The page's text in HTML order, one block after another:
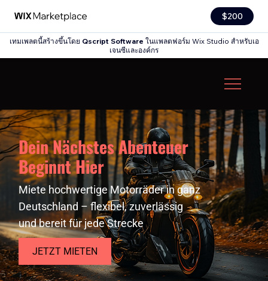
$200
เทมเพลตนี้สร้างขึ้นโดย Qscript Software ในแพลตฟอร์ม Wix Studio สำหรับเอ
เจนซีและองค์กร